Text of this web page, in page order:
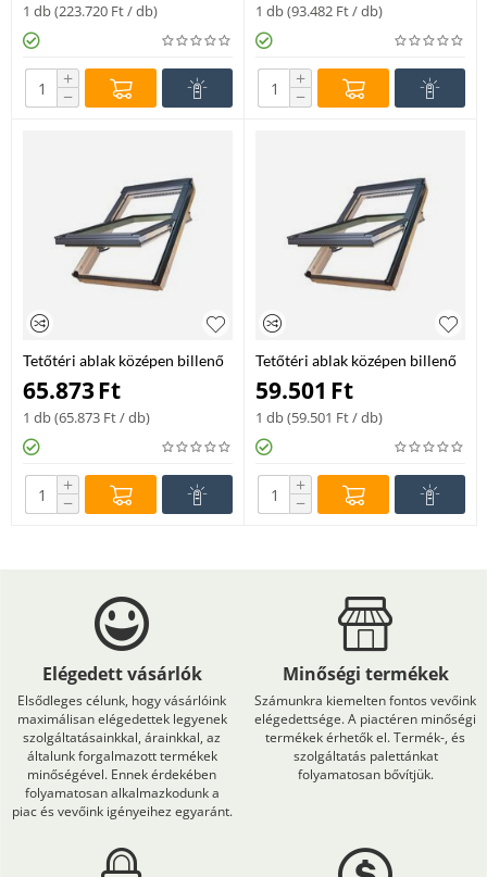
1 db (223.720 Ft/ db)
+
−
1 db (93.482 Ft/ db)
+
−
Tetőtéri ablak középen billenő
FTP 11 114*140 cm
65.873Ft
1 db (65.873 Ft/ db)
+
−
Tetőtéri ablak középen billenő
FTS U2 09 94*140
59.501 Ft
1 db (59.501 Ft/ db)
+
−
Elégedett vásárlók
Elsődleges célunk, hogy vásárlóink
maximálisan elégedettek legyenek
szolgáltatásainkkal, árainkkal, az
általunk forgalmazott termékek
minőségével. Ennek érdekében
folyamatosan alkalmazkodunk a
piac és vevőink igényeihez egyaránt.
Minőségi termékek
Számunkra kiemelten fontos vevőink
elégedettsége. A piactéren minőségi
termékek érhetők el. Termék-, és
szolgáltatás palettánkat
folyamatosan bővítjük.